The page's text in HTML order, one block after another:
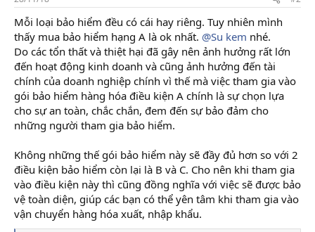
Mỗi loại bảo hiểm đều có cái hay riêng. Tuy nhiên mình
thấy mua bảo hiểm hạng A là ok nhất. @Su kem nhé.
Do các tổn thất và thiệt hại đã gây nên ảnh hưởng rất lớn
đến hoạt động kinh doanh và cũng ảnh hưởng đến tài
chính của doanh nghiệp chính vì thế mà việc tham gia vào
gói bảo hiểm hàng hóa điều kiện A chính là sự chọn lựa
cho sự an toàn, chắc chắn, đem đến sự bảo đảm cho
những người tham gia bảo hiểm.
Không những thế gói bảo hiểm này sẽ đầy đủ hơn so với 2
điều kiện bảo hiểm còn lại là B và C. Cho nên khi tham gia
vào điều kiện này thì cũng đồng nghĩa với việc sẽ được bảo
vệ toàn diện, giúp các bạn có thể yên tâm khi tham gia vào
vận chuyển hàng hóa xuất, nhập khẩu.